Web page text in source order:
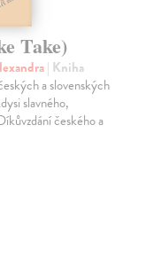
Take)
| Kniha
a slovenských
slavného,
českého a